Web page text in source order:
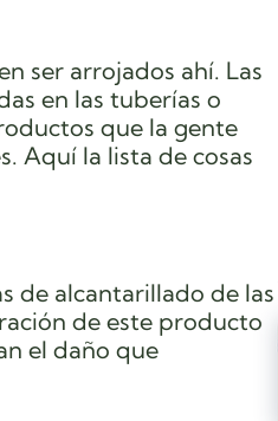
ser arrojados ahí. Las
en las tuberías o
que la gente
Aquí la lista de cosas
de alcantarillado de las
de este producto
el daño que